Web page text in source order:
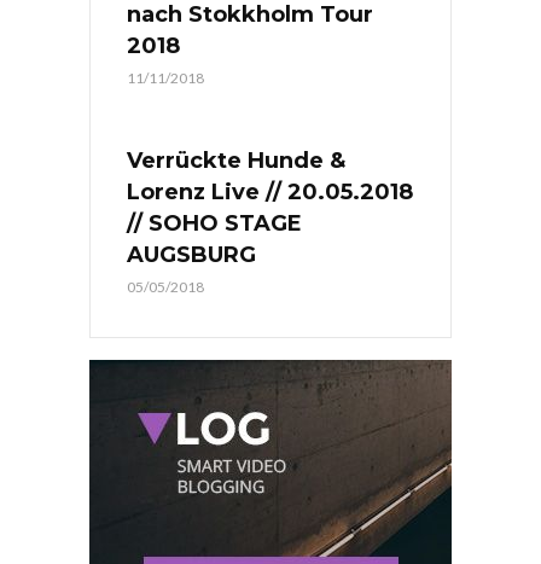
nach Stokkholm Tour
2018
11/11/2018
Verrückte Hunde &
Lorenz Live // 20.05.2018
// SOHO STAGE
AUGSBURG
05/05/2018